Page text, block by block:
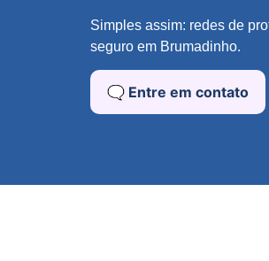
Simples assim: redes de
seguro em Brumadinho.
🗨️ Entre em contato